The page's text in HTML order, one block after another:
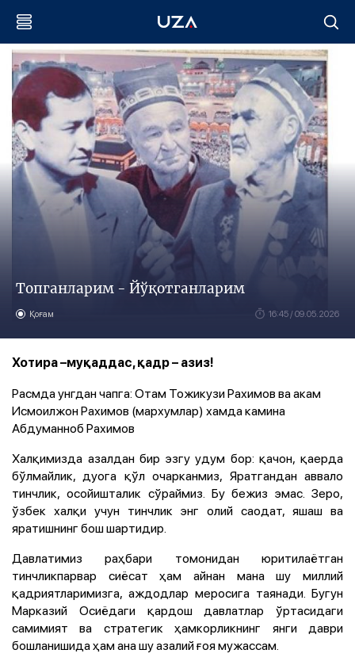
Топганларим - Йўқотганларим
Қоғам 16:45 / 09.05.2026
Хотира –муқаддас, қадр – азиз!
Расмда унгдан чапга: Отам Тожикузи Рахимов ва акам
Исмоилжон Рахимов (мархумлар) хамда камина
Абдуманноб Рахимов
Халқимизда азалдан бир эзгу удум бор: қачон, қаерда
бўлмайлик, дуога қўл очарканмиз, Яратгандан аввало
тинчлик, осойишталик сўраймиз. Бу бежиз эмас. Зеро,
ўзбек халқи учун тинчлик энг олий саодат, яшаш ва
яратишнинг бош шартидир.
Давлатимиз раҳбари томонидан юритилаётган
тинчликпарвар сиёсат ҳам айнан мана шу миллий
қадриятларимизга, аждодлар меросига таянади. Бугун
Марказий Осиёдаги қардош давлатлар ўртасидаги
самимият ва стратегик ҳамкорликнинг янги даври
бошланишида ҳам ана шу азалий ғоя мужассам.